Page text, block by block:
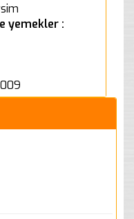
yemekler :